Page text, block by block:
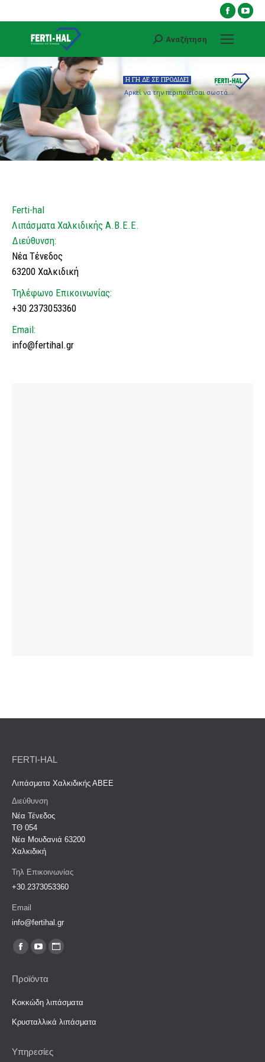
opens
in
new
window
in
Search:Αναζήτηση
Η ΓΗ ΔΕ ΣΕ ΠΡΟΔΙΔΕΙ
Αρκεί να την περιποιείσαι σωστά…
Ferti-hal
Λιπάσματα Χαλκιδικής Α.Β.Ε.Ε.
Διεύθυνση:
Νέα Τένεδος
63200 Χαλκιδική
Τηλέφωνο Επικοινωνίας:
+30 2373053360
Email:
info@fertihal.gr
FERTI-HAL
Λιπάσματα Χαλκιδικής ΑΒΕΕ
Διεύθυνση
Νέα Τένεδος
ΤΘ 054
Νέα Μουδανιά 63200‎
Χαλκιδική
Τηλ Επικοινωνίας
+30.2373053360
Email
info@fertihal.gr
Find us on:
Facebook
opens
in
YouTube
opens
in
Website
in
Προϊόντα
Κοκκώδη λιπάσματα
Κρυσταλλικά λιπάσματα
Υπηρεσίες